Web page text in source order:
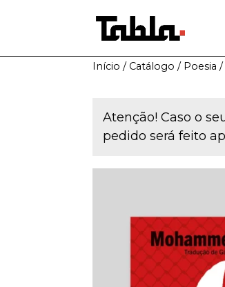
Início / Catálogo / Poesia /
Atenção! Caso o
pedido será feito